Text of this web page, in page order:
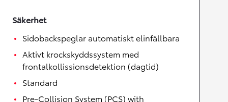
Säkerhet
Sidobackspeglar automatiskt elinfällbara
Aktivt krockskyddssystem med
frontalkollissionsdetektion (dagtid)
Standard
Pre-Collision System (PCS) with